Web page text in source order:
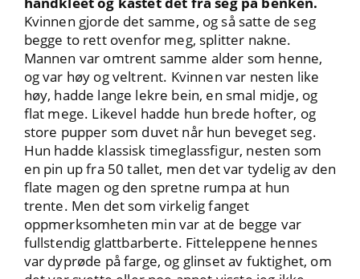
Kvinnen gjorde det samme, og så satte de seg
begge to rett ovenfor meg, splitter nakne.
Mannen var omtrent samme alder som henne,
og var høy og veltrent. Kvinnen var nesten like
høy, hadde lange lekre bein, en smal midje, og
flat mege. Likevel hadde hun brede hofter, og
store pupper som duvet når hun beveget seg.
Hun hadde klassisk timeglassfigur, nesten som
en pin up fra 50 tallet, men det var tydelig av den
flate magen og den spretne rumpa at hun
trente. Men det som virkelig fanget
oppmerksomheten min var at de begge var
fullstendig glattbarberte. Fitteleppene hennes
var dyprøde på farge, og glinset av fuktighet, om